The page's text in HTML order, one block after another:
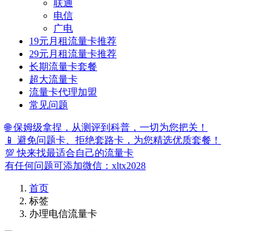
联通
电信
广电
19元月租流量卡推荐
29元月租流量卡推荐
长期流量卡套餐
超大流量卡
流量卡代理加盟
常见问题
🌐 保姆级拿捏，从测评到科普，一切为您把关！
📱 避免问题卡、拒绝套路卡，为您精选优质套餐！
💯 快来找最适合自己的流量卡
有任何问题可添加微信：xltx2028
首页
标签
办理电信流量卡